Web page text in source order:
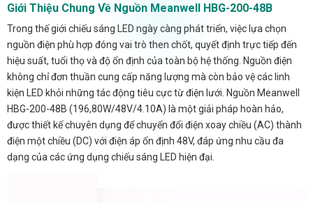
Giới Thiệu Chung Về Nguồn Meanwell HBG-200-48B
Trong thế giới chiếu sáng LED ngày càng phát triển, việc lựa chọn
nguồn điện phù hợp đóng vai trò then chốt, quyết định trực tiếp đến
hiệu suất, tuổi thọ và độ ổn định của toàn bộ hệ thống. Nguồn điện
không chỉ đơn thuần cung cấp năng lượng mà còn bảo vệ các linh
kiện LED khỏi những tác động tiêu cực từ điện lưới. Nguồn Meanwell
HBG-200-48B (196,80W/48V/4.10A) là một giải pháp hoàn hảo,
được thiết kế chuyên dụng để chuyển đổi điện xoay chiều (AC) thành
điện một chiều (DC) với điện áp ổn định 48V, đáp ứng nhu cầu đa
dạng của các ứng dụng chiếu sáng LED hiện đại.